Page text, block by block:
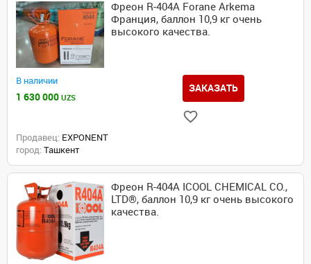
Фреон R-404А Forane Arkema
Франция, баллон 10,9 кг очень
высокого качества.
В наличии
1 630 000 UZS
ЗАКАЗАТЬ
Продавец: EXPONENT
город: Ташкент
Фреон R-404А ICOOL CHEMICAL CO.,
LTD®, баллон 10,9 кг очень высокого
качества.